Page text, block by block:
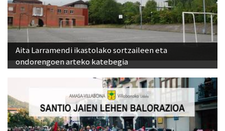
Aita Larramendi ikastolako sortzaileen eta
ondorengoen arteko katebegia